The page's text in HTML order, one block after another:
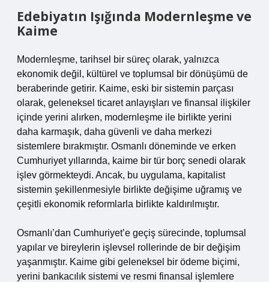
Edebiyatın Işığında Modernleşme ve
Kaime
Modernleşme, tarihsel bir süreç olarak, yalnızca
ekonomik değil, kültürel ve toplumsal bir dönüşümü de
beraberinde getirir. Kaime, eski bir sistemin parçası
olarak, geleneksel ticaret anlayışları ve finansal ilişkiler
içinde yerini alırken, modernleşme ile birlikte yerini
daha karmaşık, daha güvenli ve daha merkezi
sistemlere bırakmıştır. Osmanlı döneminde ve erken
Cumhuriyet yıllarında, kaime bir tür borç senedi olarak
işlev görmekteydi. Ancak, bu uygulama, kapitalist
sistemin şekillenmesiyle birlikte değişime uğramış ve
çeşitli ekonomik reformlarla birlikte kaldırılmıştır.
Osmanlı’dan Cumhuriyet’e geçiş sürecinde, toplumsal
yapılar ve bireylerin işlevsel rollerinde de bir değişim
yaşanmıştır. Kaime gibi geleneksel bir ödeme biçimi,
yerini bankacılık sistemi ve resmi finansal işlemlere